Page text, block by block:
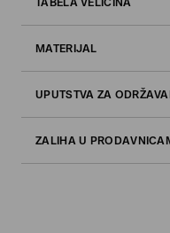
MATERIJAL
UPUTSTVA ZA
ZALIHA U